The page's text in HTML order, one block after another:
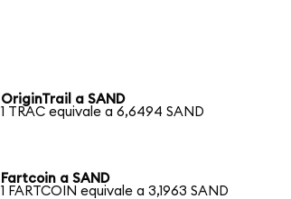
OriginTrail a SAND
1 TRAC equivale a 6,6494 SAND
Fartcoin a SAND
1 FARTCOIN equivale a 3,1963 SAND